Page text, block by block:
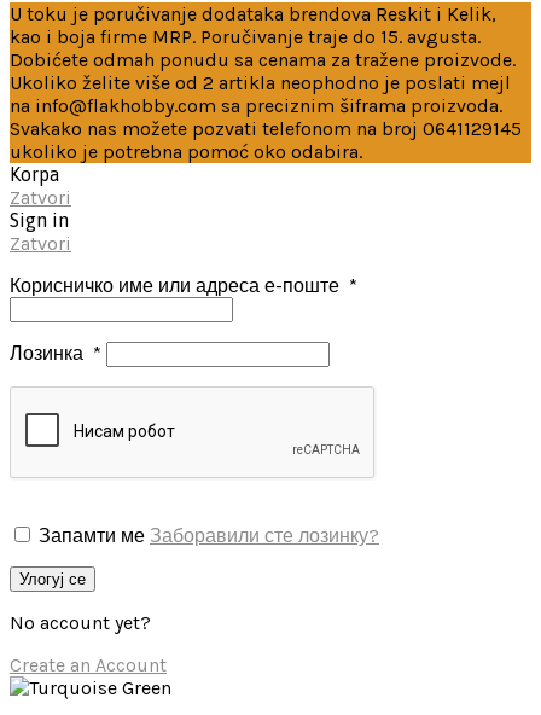
U toku je poručivanje dodataka brendova Reskit i Kelik,
kao i boja firme MRP. Poručivanje traje do 15. avgusta.
Dobićete odmah ponudu sa cenama za tražene proizvode.
Ukoliko želite više od 2 artikla neophodno je poslati mejl
na info@flakhobby.com sa preciznim šiframa proizvoda.
Svakako nas možete pozvati telefonom na broj 0641129145
ukoliko je potrebna pomoć oko odabira.
Korpa
Zatvori
Sign in
Zatvori
Корисничко име или адреса е-поште *
Лозинка *
Запамти ме Заборавили сте лозинку?
Улогуј се
No account yet?
Create an Account